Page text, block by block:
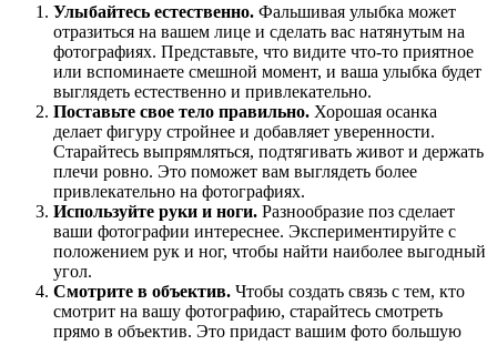
Улыбайтесь естественно. Фальшивая улыбка может
отразиться на вашем лице и сделать вас натянутым на
фотографиях. Представьте, что видите что-то приятное
или вспоминаете смешной момент, и ваша улыбка будет
выглядеть естественно и привлекательно.
Поставьте свое тело правильно. Хорошая осанка
делает фигуру стройнее и добавляет уверенности.
Старайтесь выпрямляться, подтягивать живот и держать
плечи ровно. Это поможет вам выглядеть более
привлекательно на фотографиях.
Используйте руки и ноги. Разнообразие поз сделает
ваши фотографии интереснее. Экспериментируйте с
положением рук и ног, чтобы найти наиболее выгодный
угол.
Смотрите в объектив. Чтобы создать связь с тем, кто
смотрит на вашу фотографию, старайтесь смотреть
прямо в объектив. Это придаст вашим фото большую